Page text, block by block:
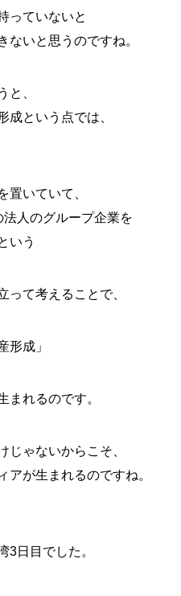
っていないと
ないと思うのですね。
と、
成という点では、
置いていて、
法人のグループ企業を
いう
って考えることで、
形成」
まれるのです。
じゃないからこそ、
アが生まれるのですね。
3日目でした。